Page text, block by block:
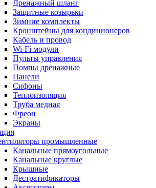
Дренажный шланг
Защитные козырьки
Зимние комплекты
Кронштейны для кондиционеров
Кабель и провод
Wi-Fi модули
Пульты управления
Помпы дренажные
Панели
Сифоны
Теплоизоляция
Труба медная
Фреон
Экраны
промышленные
Канальные прямоугольные
Канальные круглые
Крышные
Дестратификаторы